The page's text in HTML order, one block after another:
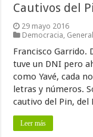
Cautivos del
29 mayo 2016
Democracia, General
Francisco Garrido.
tuve un DNI pero
como Yavé, cada
letras y números.
cautivo del Pin, del
Leer más